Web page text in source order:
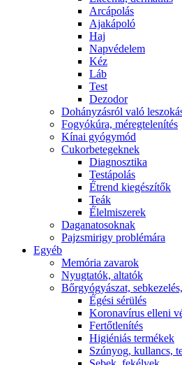
Arcápolás
Ajakápoló
Haj
Napvédelem
Kéz
Láb
Test
Dezodor
Dohányzásról való
Fogyókúra, méregtelenítés
Kínai gyógymód
Cukorbetegeknek
Diagnosztika
Testápolás
É́trend kiegészítők
Teák
É́lelmiszerek
Daganatosoknak
Pajzsmirigy problémára
Egyéb
Memória zavarok
Nyugtatók, altatók
Bőrgyógyászat,
É́gési sérülés
Koronavírus elleni
Fertőtlenítés
Higiéniás termékek
Szúnyog, kullancs,